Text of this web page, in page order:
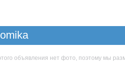
объявления нет фото, поэтому мы